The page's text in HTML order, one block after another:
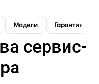
Модели Гарантия
сервис-